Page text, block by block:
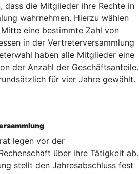
dass die Mitglieder ihre Rechte in
wahrnehmen. Hierzu wählen
eine bestimmte Zahl von
in der Vertreterversammlung
haben alle Mitglieder eine
der Anzahl der Geschäftsanteile.
für vier Jahre gewählt.
legen vor der
über ihre Tätigkeit ab.
stellt den Jahresabschluss fest